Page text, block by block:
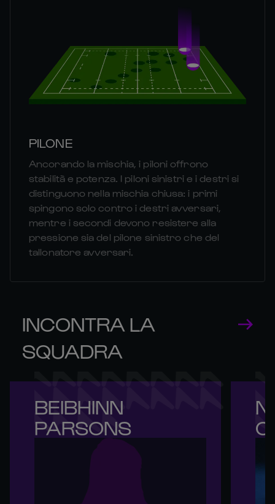
PILONE
Ancorando la mischia, i piloni offrono
stabilità e potenza. I piloni sinistri e i destri si
distinguono nella mischia chiusa: i primi
spingono solo contro i destri avversari,
mentre i secondi devono resistere alla
pressione sia del pilone sinistro che del
tallonatore avversari.
INCONTRA LA
SQUADRA
BEIBHINN
PARSONS